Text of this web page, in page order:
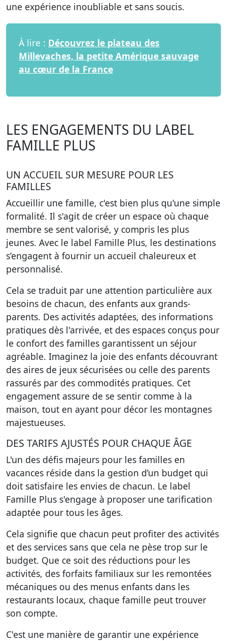
une expérience inoubliable et sans soucis.
À lire : Découvrez le plateau des
Millevaches, la petite Amérique sauvage
au cœur de la France
LES ENGAGEMENTS DU LABEL
FAMILLE PLUS
UN ACCUEIL SUR MESURE POUR LES
FAMILLES
Accueillir une famille, c'est bien plus qu'une simple
formalité. Il s'agit de créer un espace où chaque
membre se sent valorisé, y compris les plus
jeunes. Avec le label Famille Plus, les destinations
s’engagent à fournir un accueil chaleureux et
personnalisé.
Cela se traduit par une attention particulière aux
besoins de chacun, des enfants aux grands-
parents. Des activités adaptées, des informations
pratiques dès l'arrivée, et des espaces conçus pour
le confort des familles garantissent un séjour
agréable. Imaginez la joie des enfants découvrant
des aires de jeux sécurisées ou celle des parents
rassurés par des commodités pratiques. Cet
engagement assure de se sentir comme à la
maison, tout en ayant pour décor les montagnes
majestueuses.
DES TARIFS AJUSTÉS POUR CHAQUE ÂGE
L'un des défis majeurs pour les familles en
vacances réside dans la gestion d’un budget qui
doit satisfaire les envies de chacun. Le label
Famille Plus s'engage à proposer une tarification
adaptée pour tous les âges.
Cela signifie que chacun peut profiter des activités
et des services sans que cela ne pèse trop sur le
budget. Que ce soit des réductions pour les
activités, des forfaits familiaux sur les remontées
mécaniques ou des menus enfants dans les
restaurants locaux, chaque famille peut trouver
son compte.
C'est une manière de garantir une expérience